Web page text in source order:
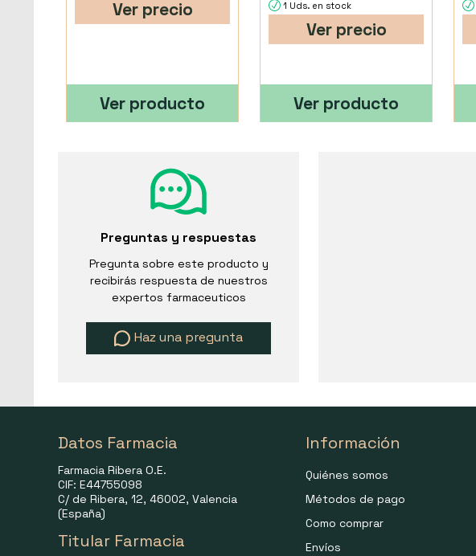
Ver precio
Ver producto
1 Uds. en stock
Ver precio
Ver producto
Preguntas y respuestas
Pregunta sobre este producto y
recibirás respuesta de nuestros
expertos farmaceuticos
Haz una pregunta
Datos Farmacia
Farmacia Ribera O.E.
CIF: E44755098
C/ de Ribera, 12, 46002, Valencia
(España)
Titular Farmacia
Información
Quiénes somos
Métodos de pago
Como comprar
Envíos